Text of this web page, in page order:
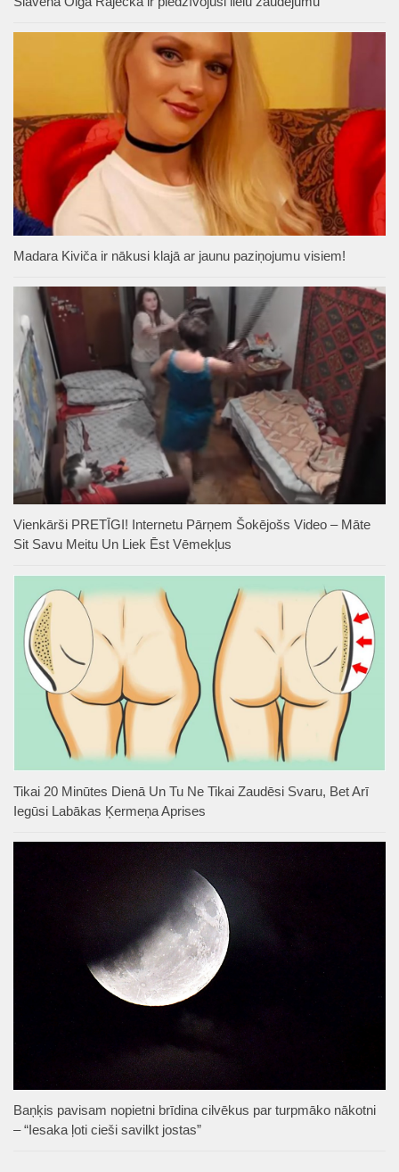
Madara Kiviča ir nākusi klajā ar jaunu paziņojumu visiem!
Vienkārši PRETĪGI! Internetu Pārņem Šokējošs Video – Māte
Sit Savu Meitu Un Liek Ēst Vēmekļus
Tikai 20 Minūtes Dienā Un Tu Ne Tikai Zaudēsi Svaru, Bet Arī
Iegūsi Labākas Ķermeņa Aprises
Baņķis pavisam nopietni brīdina cilvēkus par turpmāko nākotni
– “Iesaka ļoti cieši savilkt jostas”